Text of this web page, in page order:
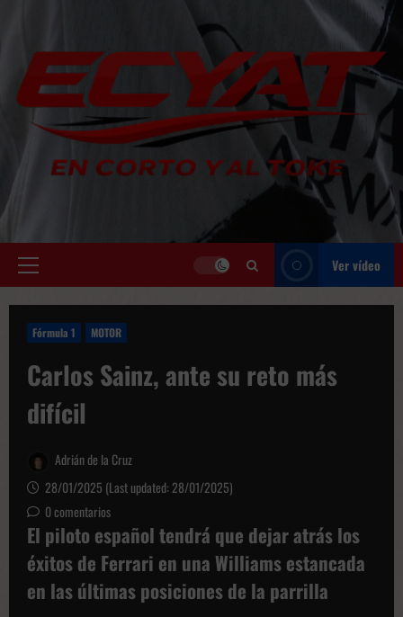
contenido
Menú
Ver vídeo
Fórmula 1 MOTOR
Carlos Sainz, ante su reto más
difícil
Adrián de la Cruz
28/01/2025 (Last updated: 28/01/2025)
0 comentarios
El piloto español tendrá que dejar atrás los
éxitos de Ferrari en una Williams estancada
en las últimas posiciones de la parrilla